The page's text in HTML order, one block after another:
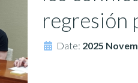
regresión
Date: 2025